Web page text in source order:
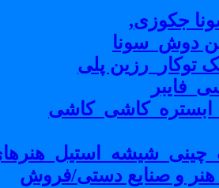
جکوزی,
دوش_سونا
پلی
و صنایع دستی/فروش